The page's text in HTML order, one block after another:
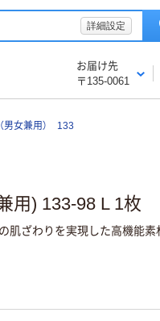
詳細設定
お届け先
〒135-0061
男女兼用） 133
用) 133-98 L 1枚
の肌ざわりを実現した高機能